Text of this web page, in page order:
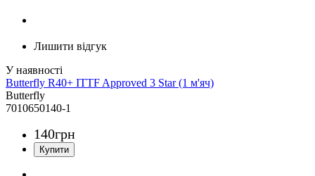
Лишити відгук
Butterfly R40+ ITTF Approved 3 Star (1 м'яч)
Butterfly
7010650140-1
140грн